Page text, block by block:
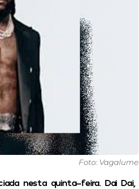
Foto: Vagalume
nesta quinta-feira. Dai Dai,